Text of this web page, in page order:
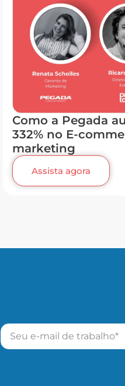
Como a Pegada
332% no E-
marketing
Assista agora